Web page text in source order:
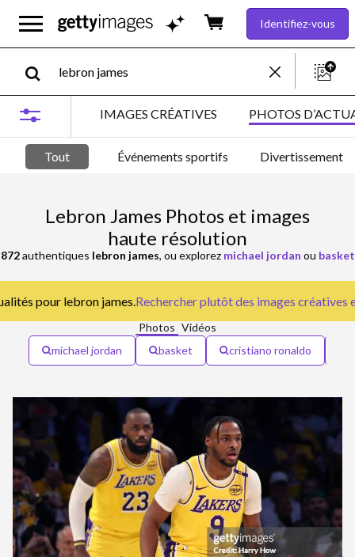
Identifiez-vous
IMAGES CRÉATIVES PHOTOS
Tout Événements sportifs Divertissement
Lebron James Photos et images
haute résolution
authentiques lebron james, ou explorez michael jordan ou basket
pour lebron james. Rechercher plutôt des images créatives
Photos Vidéos
michael jordan
basket cristiano ronaldo